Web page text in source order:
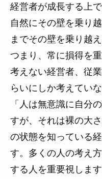
経営者が成長する上
自然にその壁を乗り
までその壁を乗り越
つまり、常に損得を
考えない経営者、従
らいにしか考えてい
「人は無意識に自分
すが、それは裸の大
の状態を知っている
す。多くの人の考え
する人を重要視しま